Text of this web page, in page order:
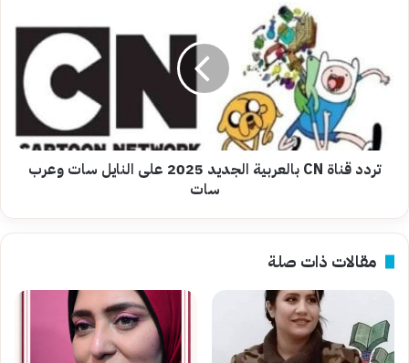
بالعربية
الجديد
2025
النايل
سات
وعرب
تردد قناة CN بالعربية الجديد 2025 على النايل سات وعرب
سات
مقالات ذات صلة